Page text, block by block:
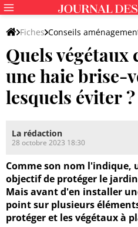
Fiches Conseils
Aménagement des espaces
Quels
une haie brise-
lesquels éviter ?
La rédaction
28 octobre 2023 18:30
Comme son nom l'indique,
objectif de protéger le
Mais avant d'en installer
point sur plusieurs
protéger et les végétaux à